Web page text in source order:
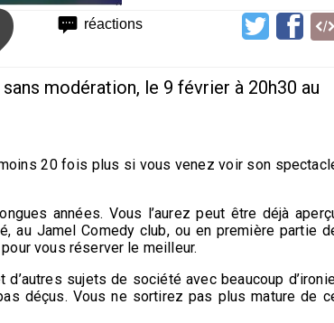
réactions
modération, le 9 février à 20h30 au
20 fois plus si vous venez voir son
années. Vous l’aurez peut être déjà
au Jamel Comedy club, ou en première partie
vous réserver le meilleur.
sujets de société avec beaucoup
déçus. Vous ne sortirez pas plus mature de